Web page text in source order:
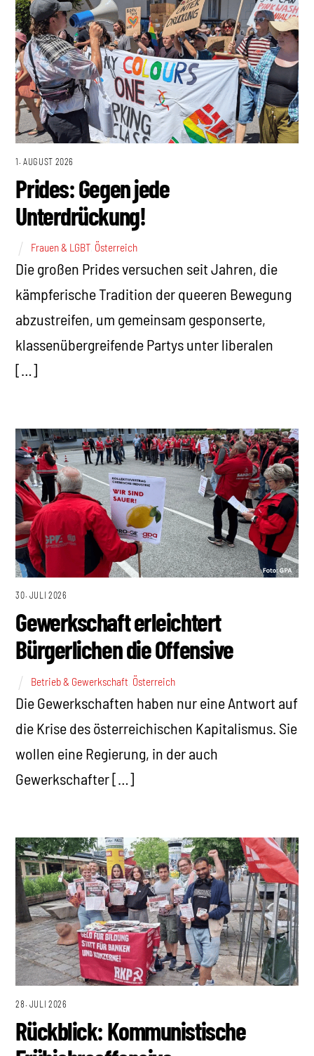
1. AUGUST 2026
Prides: Gegen jede
Unterdrückung!
Frauen & LGBT Österreich
Die großen Prides versuchen seit Jahren, die
kämpferische Tradition der queeren Bewegung
abzustreifen, um gemeinsam gesponserte,
klassenübergreifende Partys unter liberalen
[…]
30. JULI 2026
Gewerkschaft erleichtert
Bürgerlichen die Offensive
Betrieb & Gewerkschaft Österreich
Die Gewerkschaften haben nur eine Antwort auf
die Krise des österreichischen Kapitalismus. Sie
wollen eine Regierung, in der auch
Gewerkschafter […]
28. JULI 2026
Rückblick: Kommunistische